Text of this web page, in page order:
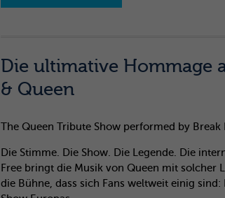
Die ultimative Hommage
& Queen
The Queen Tribute Show performed by
Die Stimme. Die Show. Die Legende. Die
Free bringt die Musik von Queen mit solcher
die Bühne, dass sich Fans weltweit einig